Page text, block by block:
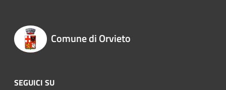
Comune di Orvieto
SEGUICI SU